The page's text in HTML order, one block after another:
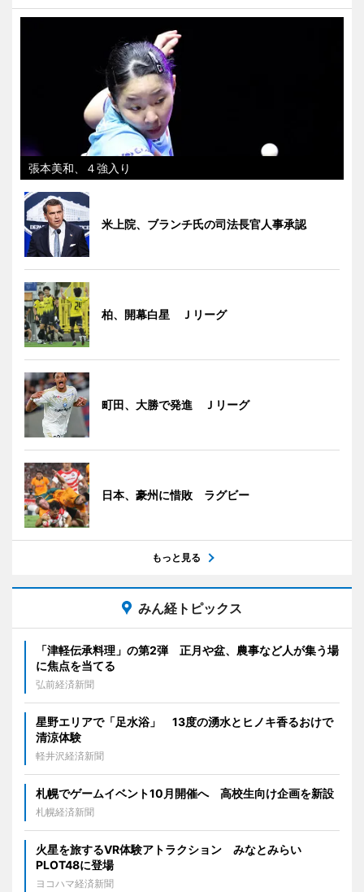
張本美和、４強入り
米上院、ブランチ氏の司法長官人事承認
柏、開幕白星 Ｊリーグ
町田、大勝で発進 Ｊリーグ
日本、豪州に惜敗 ラグビー
もっと見る
みん経トピックス
「津軽伝承料理」の第2弾 正月や盆、農事など人が集う場
に焦点を当てる
弘前経済新聞
星野エリアで「足水浴」 13度の湧水とヒノキ香るおけで
清涼体験
軽井沢経済新聞
札幌でゲームイベント10月開催へ 高校生向け企画を新設
札幌経済新聞
火星を旅するVR体験アトラクション みなとみらい
PLOT48に登場
ヨコハマ経済新聞